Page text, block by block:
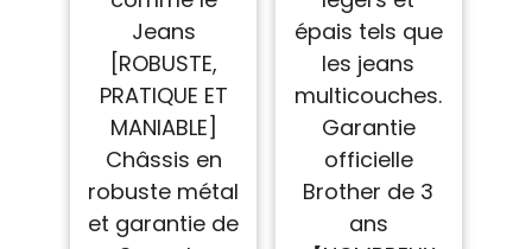
Jeans
[ROBUSTE,
PRATIQUE ET
MANIABLE]
Châssis en
robuste métal
et garantie de
épais tels que
les jeans
multicouches.
Garantie
officielle
Brother de 3
ans